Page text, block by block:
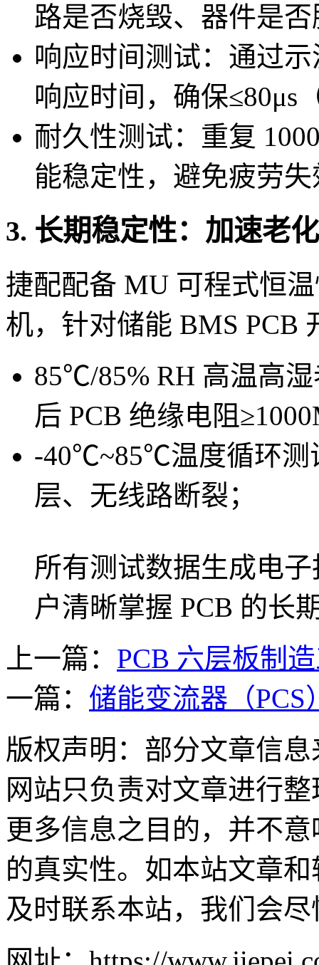
路是否烧毁、器件是
响应时间测试：通过
响应时间，确保≤80μs
耐久性测试：重复
能稳定性，避免疲劳失
3. 长期稳定性：加速老
捷配配备 MU 可程式恒
机，针对储能 BMS PCB
85℃/85% RH 高温高
后 PCB 绝缘电阻
-40℃~85℃温度循环测
层、无线路断裂；
所有测试数据生成电
户清晰掌握 PCB 的长
上一篇： PCB 六层板制
一篇： 储能变流器（PCS
版权声明：部分文章信
网站只负责对文章进行
更多信息之目的，并不
的真实性。如本站文章
及时联系本站，我们会